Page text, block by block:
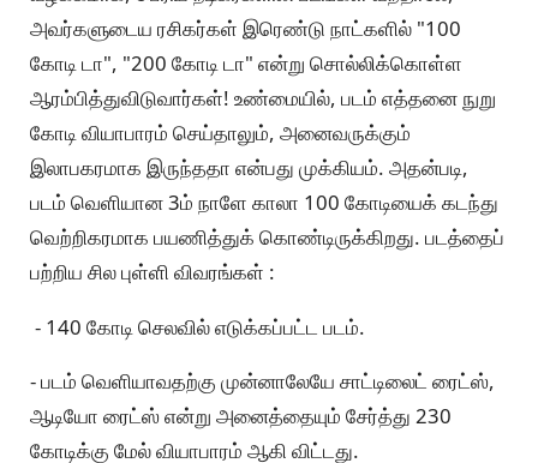
அவர்களுடைய ரசிகர்கள் இரெண்டு நாட்களில் "100
கோடி டா", "200 கோடி டா" என்று சொல்லிக்கொள்ள
ஆரம்பித்துவிடுவார்கள்! உண்மையில், படம் எத்தனை நுறு
கோடி வியாபாரம் செய்தாலும், அனைவருக்கும்
இலாபகரமாக இருந்ததா என்பது முக்கியம். அதன்படி,
படம் வெளியான 3ம் நாளே காலா 100 கோடியைக் கடந்து
வெற்றிகரமாக பயணித்துக் கொண்டிருக்கிறது. படத்தைப்
பற்றிய சில புள்ளி விவரங்கள் :
- 140 கோடி செலவில் எடுக்கப்பட்ட படம்.
- படம் வெளியாவதற்கு முன்னாலேயே சாட்டிலைட் ரைட்ஸ்,
ஆடியோ ரைட்ஸ் என்று அனைத்தையும் சேர்த்து 230
கோடிக்கு மேல் வியாபாரம் ஆகி விட்டது.